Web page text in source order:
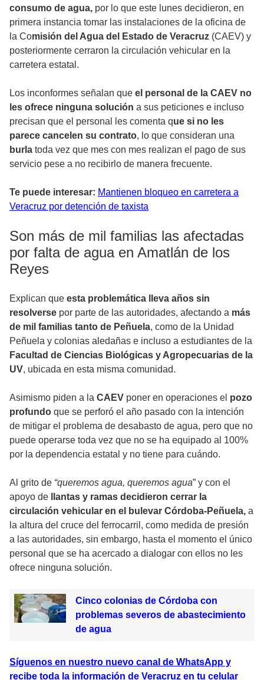
consumo de agua, por lo que este lunes decidieron, en
primera instancia tomar las instalaciones de la oficina de
la Comisión del Agua del Estado de Veracruz (CAEV) y
posteriormente cerraron la circulación vehicular en la
carretera estatal.
Los inconformes señalan que el personal de la CAEV no
les ofrece ninguna solución a sus peticiones e incluso
precisan que el personal les comenta que si no les
parece cancelen su contrato, lo que consideran una
burla toda vez que mes con mes realizan el pago de sus
servicio pese a no recibirlo de manera frecuente.
Te puede interesar: Mantienen bloqueo en carretera a
Veracruz por detención de taxista
Son más de mil familias las afectadas
por falta de agua en Amatlán de los
Reyes
Explican que esta problemática lleva años sin
resolverse por parte de las autoridades, afectando a más
de mil familias tanto de Peñuela, como de la Unidad
Peñuela y colonias aledañas e incluso a estudiantes de la
Facultad de Ciencias Biológicas y Agropecuarias de la
UV, ubicada en esta misma comunidad.
Asimismo piden a la CAEV poner en operaciones el pozo
profundo que se perforó el año pasado con la intención
de mitigar el problema de desabasto de agua, pero que no
puede operarse toda vez que no se ha equipado al 100%
por la dependencia estatal y no tiene para cuándo.
Al grito de “queremos agua, queremos agua” y con el
apoyo de llantas y ramas decidieron cerrar la
circulación vehicular en el bulevar Córdoba-Peñuela, a
la altura del cruce del ferrocarril, como medida de presión
a las autoridades, sin embargo, hasta el momento el único
personal que se ha acercado a dialogar con ellos no les
ofrece ninguna solución.
Cinco colonias de Córdoba con
problemas severos de abastecimiento
de agua
Síguenos en nuestro nuevo canal de WhatsApp y
recibe toda la información de Veracruz en tu celular